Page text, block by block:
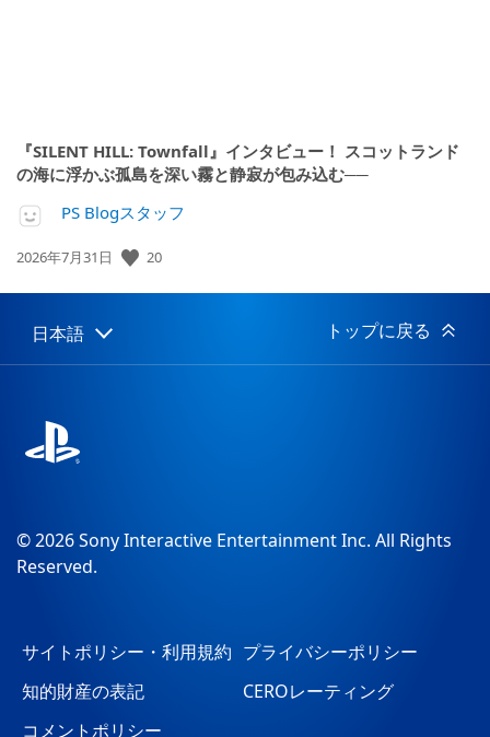
『SILENT HILL: Townfall』インタビュー！ スコットランド
の海に浮かぶ孤島を深い霧と静寂が包み込む──
PS Blogスタッフ
公
日:
2026年7月31日 20
Select
a
Current
region:
日本語 トップに戻る
© 2026 Sony Interactive Entertainment Inc. All Rights
Reserved.
サイトポリシー・利用規約 プライバシーポリシー
知的財産の表記
CEROレーティング
コメントポリシー